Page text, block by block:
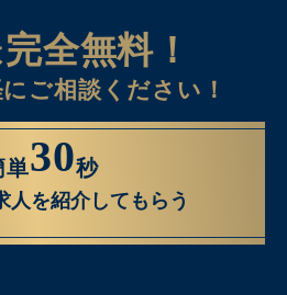
完全無料！
ご相談ください！
単30秒
人を紹介してもらう